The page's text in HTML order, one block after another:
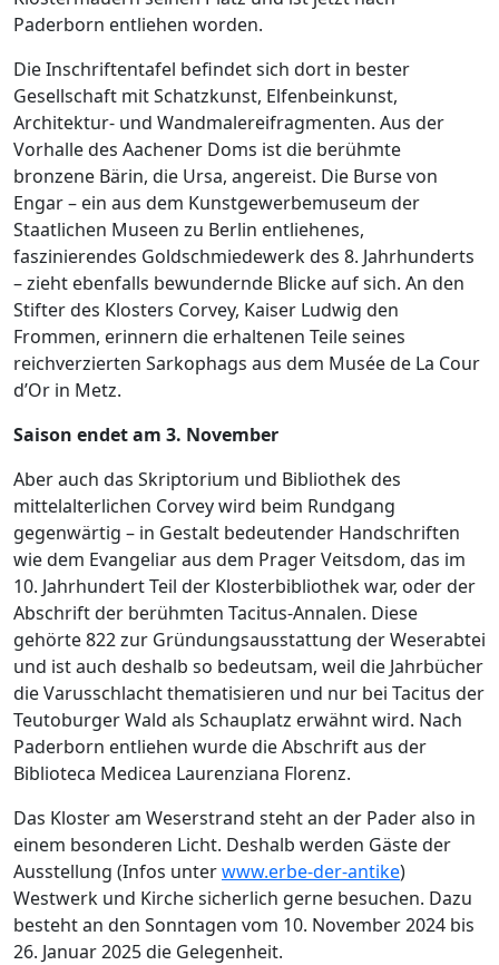
Paderborn entliehen worden.
Die Inschriftentafel befindet sich dort in bester
Gesellschaft mit Schatzkunst, Elfenbeinkunst,
Architektur- und Wandmalereifragmenten. Aus der
Vorhalle des Aachener Doms ist die berühmte
bronzene Bärin, die Ursa, angereist. Die Burse von
Engar – ein aus dem Kunstgewerbemuseum der
Staatlichen Museen zu Berlin entliehenes,
faszinierendes Goldschmiedewerk des 8. Jahrhunderts
– zieht ebenfalls bewundernde Blicke auf sich. An den
Stifter des Klosters Corvey, Kaiser Ludwig den
Frommen, erinnern die erhaltenen Teile seines
reichverzierten Sarkophags aus dem Musée de La Cour
d’Or in Metz.
Saison endet am 3. November
Aber auch das Skriptorium und Bibliothek des
mittelalterlichen Corvey wird beim Rundgang
gegenwärtig – in Gestalt bedeutender Handschriften
wie dem Evangeliar aus dem Prager Veitsdom, das im
10. Jahrhundert Teil der Klosterbibliothek war, oder der
Abschrift der berühmten Tacitus-Annalen. Diese
gehörte 822 zur Gründungsausstattung der Weserabtei
und ist auch deshalb so bedeutsam, weil die Jahrbücher
die Varusschlacht thematisieren und nur bei Tacitus der
Teutoburger Wald als Schauplatz erwähnt wird. Nach
Paderborn entliehen wurde die Abschrift aus der
Biblioteca Medicea Laurenziana Florenz.
Das Kloster am Weserstrand steht an der Pader also in
einem besonderen Licht. Deshalb werden Gäste der
Ausstellung (Infos unterwww.erbe-der-antike)
Westwerk und Kirche sicherlich gerne besuchen. Dazu
besteht an den Sonntagen vom 10. November 2024 bis
26. Januar 2025 die Gelegenheit.